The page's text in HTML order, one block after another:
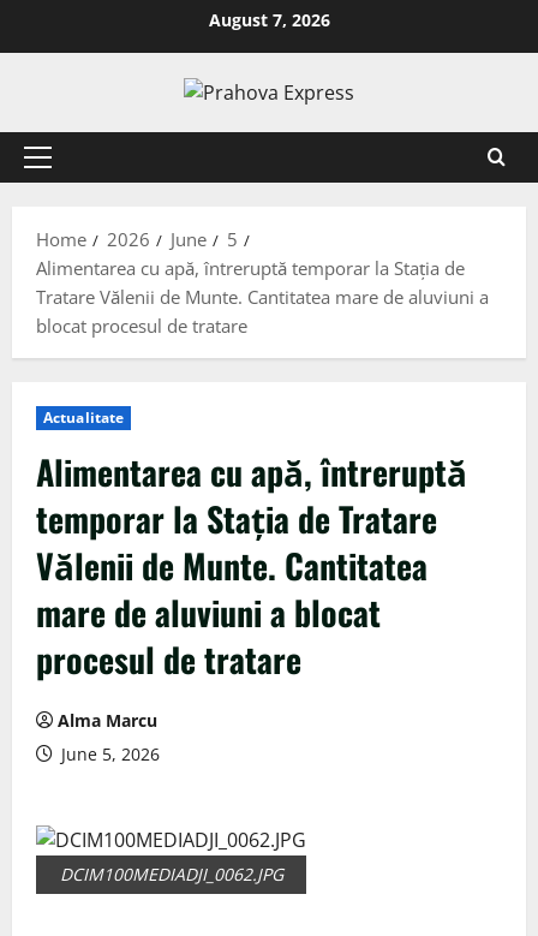
August 7, 2026
Home 2026 June
5
Alimentarea cu apă, întreruptă temporar la Stația de
Tratare Vălenii de Munte. Cantitatea mare de aluviuni a
blocat procesul de tratare
Actualitate
Alimentarea cu apă, întreruptă
temporar la Stația de Tratare
Vălenii de Munte. Cantitatea
mare de aluviuni a blocat
procesul de tratare
Alma Marcu
June 5, 2026
DCIM100MEDIADJI_0062.JPG